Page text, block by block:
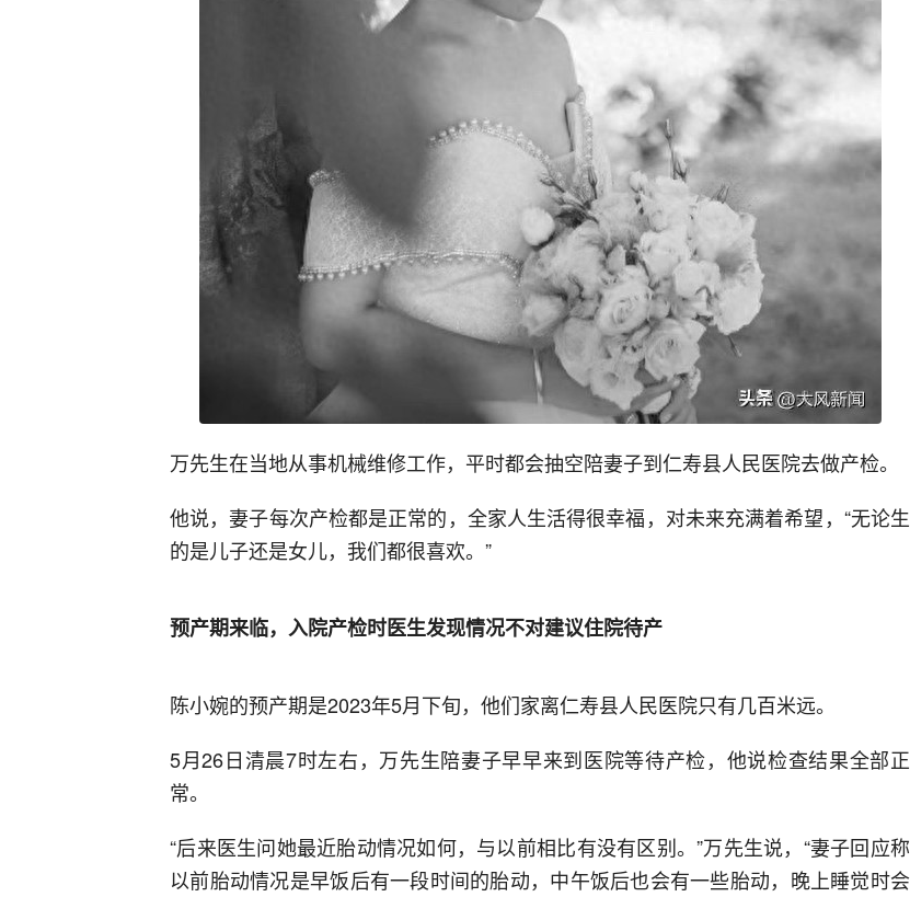
万先生在当地从事机械维修工作，平时都会抽空陪妻子到仁寿县人民医院去做产检。
他说，妻子每次产检都是正常的，全家人生活得很幸福，对未来充满着希望，“无论生
的是儿子还是女儿，我们都很喜欢。”
预产期来临，入院产检时医生发现情况不对建议住院待产
陈小婉的预产期是2023年5月下旬，他们家离仁寿县人民医院只有几百米远。
5月26日清晨7时左右，万先生陪妻子早早来到医院等待产检，他说检查结果全部正
常。
“后来医生问她最近胎动情况如何，与以前相比有没有区别。”万先生说，“妻子回应称
以前胎动情况是早饭后有一段时间的胎动，中午饭后也会有一些胎动，晚上睡觉时会